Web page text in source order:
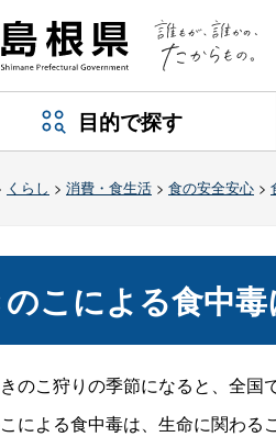
目的で探す
くらし > 消費・食生活 > 食の安全安心 >
のこによる食中
のこ狩りの季節になると、全国
による食中毒は、生命に関わる